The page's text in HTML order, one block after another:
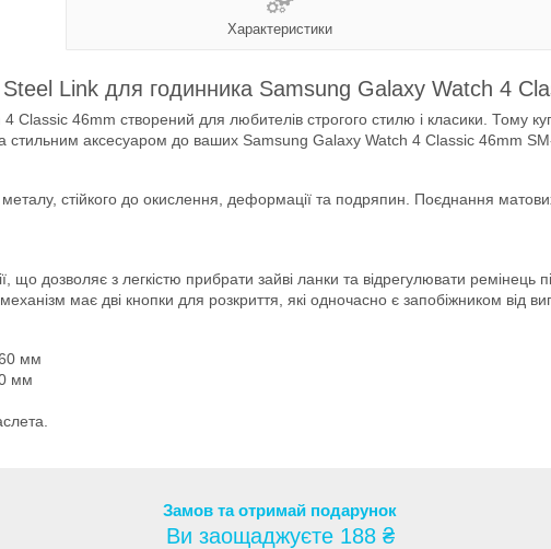
Характеристики
Link для годинника Samsung Galaxy Watch 4
46mm створений для любителів строгого стилю і класики. Тому
стильним аксесуаром до ваших Samsung Galaxy Watch 4 Classic 46mm
металу, стійкого до окислення, деформації та подряпин. Поєднання
дозволяє з легкістю прибрати зайві ланки та відрегулювати ремінець
має дві кнопки для розкриття, які одночасно є запобіжником від
мм
мм
Замов та отримай подарунок
Ви заощаджуєте 188 ₴